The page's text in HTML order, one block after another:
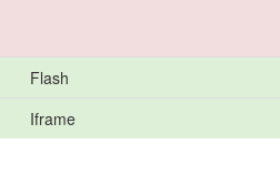
Flash
Iframe